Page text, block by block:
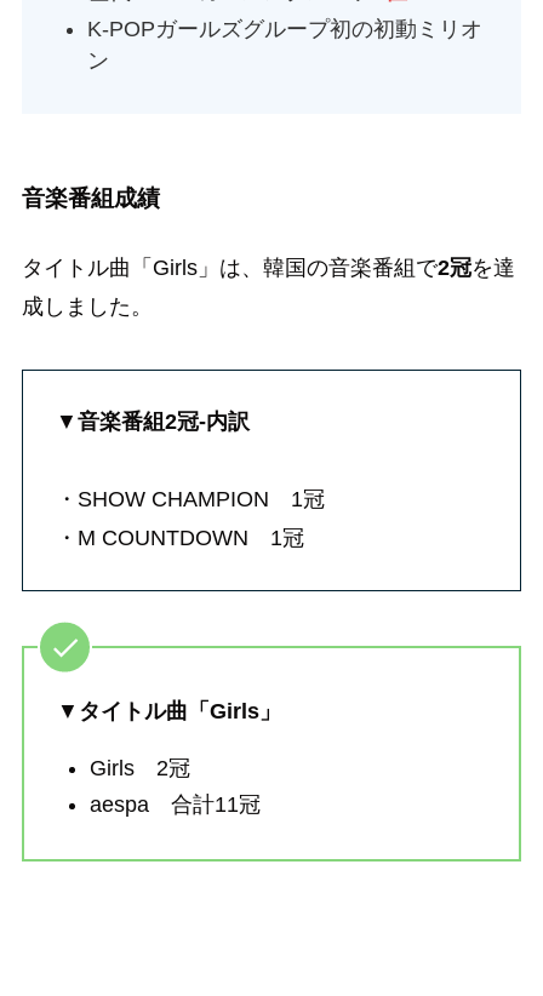
K-POPガールズグループ初の初動ミリオ
ン
音楽番組成績
タイトル曲「Girls」は、韓国の音楽番組で2冠を達
成しました。
▼ 音楽番組2冠-内訳
・SHOW CHAMPION 1冠
・M COUNTDOWN 1冠
▼ タイトル曲「Girls」
Girls 2冠
aespa 合計11冠